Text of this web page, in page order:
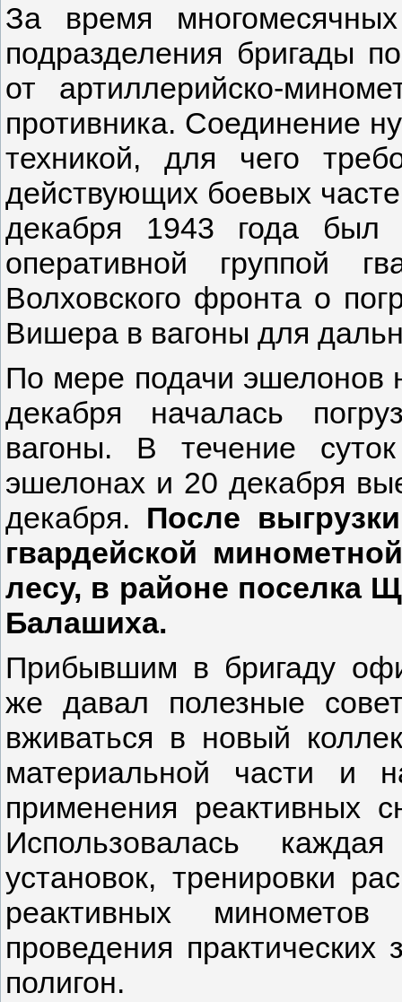
За время
подразделения бригады
от артиллерийско-
противника. Соединение
техникой, для чего
действующих боевых
декабря 1943 года был
оперативной группой
Волховского фронта о
Вишера в вагоны для
По мере подачи эшелонов
декабря началась
вагоны. В течение
эшелонах и 20 декабря
декабря. После
гвардейской
лесу, в районе поселка
Балашиха.
Прибывшим в бригаду
же давал полезные
вживаться в новый
материальной части и
применения реактивных
Использовалась
установок, тренировки
реактивных
проведения
полигон.